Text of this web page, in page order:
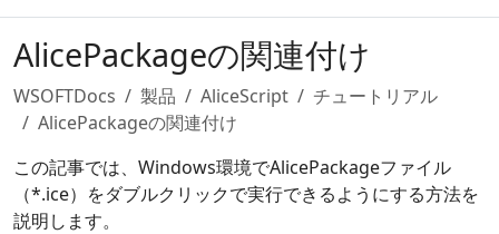
AlicePackageの関連付け
WSOFTDocs 製品 AliceScript
チュートリアル
AlicePackageの関連付け
この記事では、Windows環境でAlicePackageファイル
（*.ice）をダブルクリックで実行できるようにする方法を
説明します。